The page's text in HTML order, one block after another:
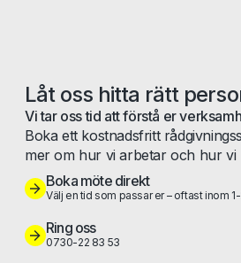
Låt oss hitta rätt
Vi tar oss tid att förstå er
Boka ett kostnadsfritt
mer om hur vi arbetar och hur vi
Boka möte direkt
Välj en tid som passar er – oftast inom
Ring oss
0730-22 83 53